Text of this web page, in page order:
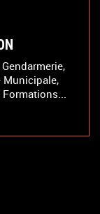
Municipale,